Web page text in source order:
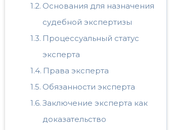
Основания для назначения
судебной экспертизы
Процессуальный статус
эксперта
Права эксперта
Обязанности эксперта
Заключение эксперта как
доказательство